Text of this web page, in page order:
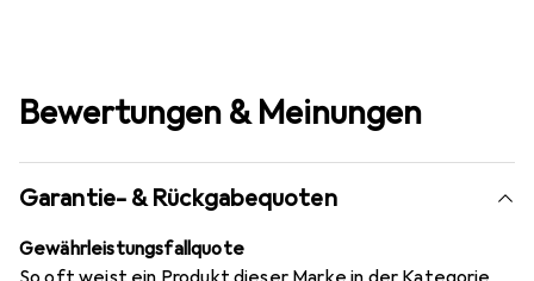
Bewertungen & Meinungen
Garantie- & Rückgabequoten
Gewährleistungsfallquote